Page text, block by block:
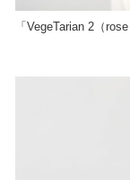
「VegeTarian 2（